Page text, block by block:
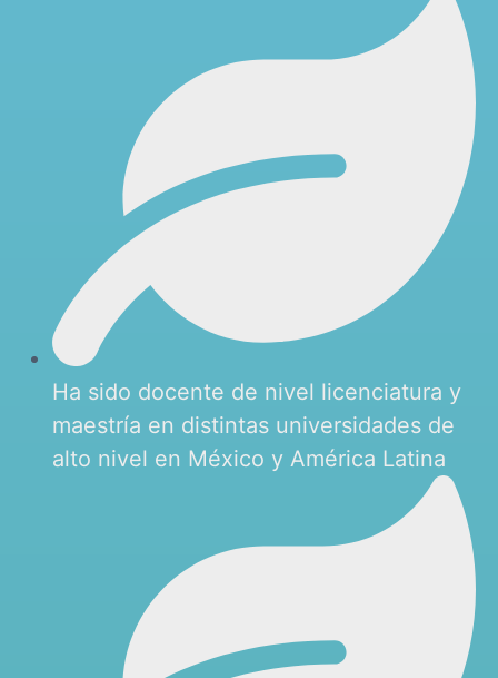
Ha sido docente de nivel licenciatura y
maestría en distintas universidades de
alto nivel en México y América Latina